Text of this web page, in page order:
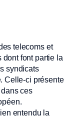
fenêtre)
telecoms et
dont font partie la
syndicats
Celle-ci présente
ces
entendu la